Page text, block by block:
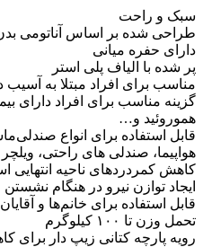
سبک و راحت
طراحی شده بر اساس آناتومی
دارای حفره میانی
پر شده با الیاف پلی استر
مناسب برای افراد مبتلا به آسیب
گزینه مناسب برای افراد دارای
هموروئید و…
قابل استفاده برای انواع
هواپیما، صندلی های راحتی،
کاهش کمردردهای ناحیه انتهایی
ایجاد توازن نیرو در هنگام نشستن
قابل استفاده برای خانم‌ها و آقایان
تحمل وزن تا ۱۰۰ کیلوگرم
رویه پارچه کتانی زیپ دار برای